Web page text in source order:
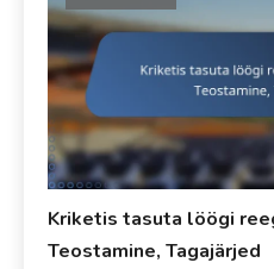
Kriketis tasuta löögi
Teostamine, Tagajärjed